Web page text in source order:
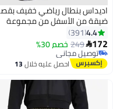
بنطال رياضي خفيف بقصة
الأسفل من مجموعة
أسود/ أبيض391
249خصم 30%
مجاني
مجاني
احصل عليه خلال13
اغسطس